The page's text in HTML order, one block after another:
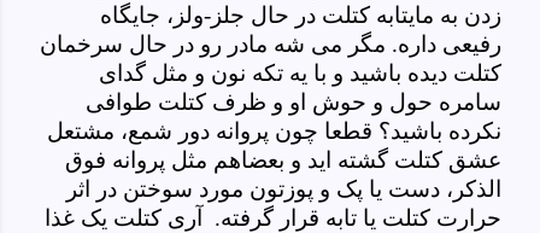
زدن به مایتابه کتلت در حال جلز-ولز، جایگاه
رفیعی داره. مگر می شه مادر رو در حال سرخمان
کتلت دیده باشید و با یه تکه نون و مثل گدای
سامره حول و حوش او و ظرف کتلت طوافی
نکرده باشید؟ قطعا چون پروانه دور شمع، مشتعل
عشق کتلت گشته اید و بعضاهم مثل پروانه فوق
الذکر، دست یا پک و پوزتون مورد سوختن در اثر
حرارت کتلت یا تابه قرار گرفته. آری کتلت یک غذا